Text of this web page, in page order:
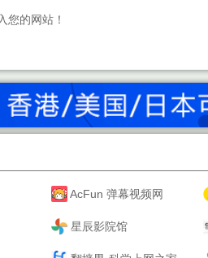
您的网站！
AcFun 弹幕视频网
星辰影院馆